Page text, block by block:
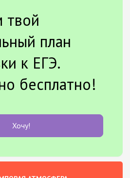
твой
план
к ЕГЭ.
бесплатно!
Хочу!